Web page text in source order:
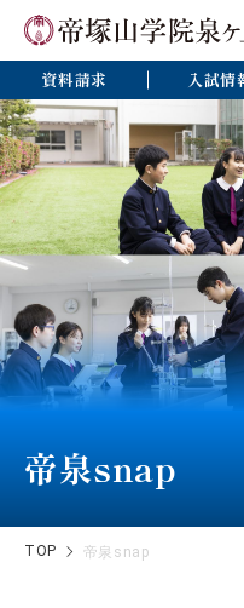
資料請求 入試情
帝泉snap
TOP 帝泉snap